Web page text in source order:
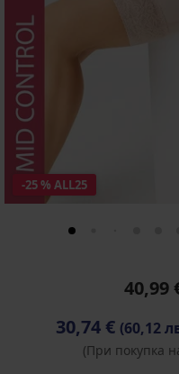
-25 % ALL25
40,99
30,74 € (60,12
(При покупка